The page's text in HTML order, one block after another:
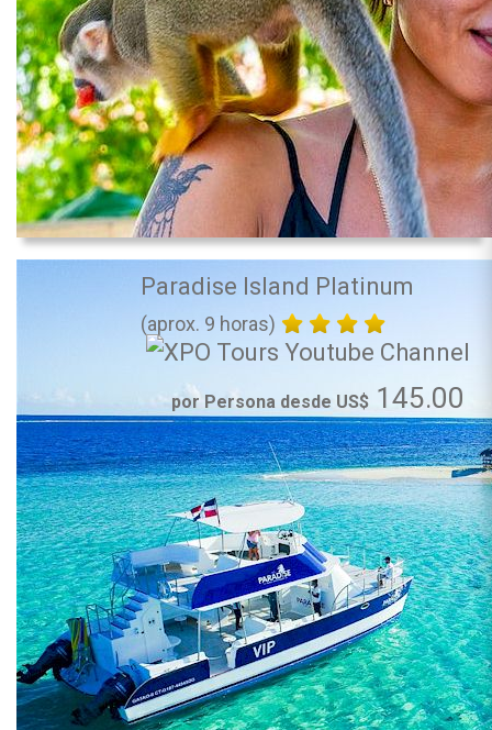
Paradise Island Platinum
(aprox. 9 horas)
por Persona desde US$ 145.00